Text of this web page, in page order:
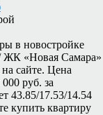
в новостройке
ЖК «Новая Самара»
сайте. Цена
руб. за
43.85/17.53/14.54
купить квартиру